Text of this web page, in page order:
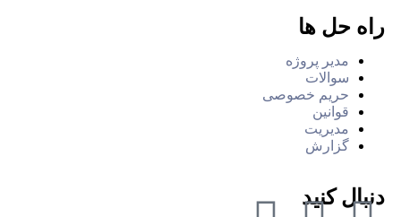
راه حل ها
مدیر پروژه
سوالات
حریم خصوصی
قوانین
مدیریت
گزارش
دنبال کنید